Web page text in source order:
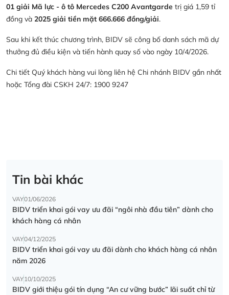
01 giải Mã lực - ô tô Mercedes C200 Avantgarde trị giá 1,59 tỉ
đồng và 2025 giải tiền mặt 666.666 đồng/giải.
Sau khi kết thúc chương trình, BIDV sẽ công bố danh sách mã dự
thưởng đủ điều kiện và tiến hành quay số vào ngày 10/4/2026.
Chi tiết Quý khách hàng vui lòng liên hệ Chi nhánh BIDV gần nhất
hoặc Tổng đài CSKH 24/7: 1900 9247
Tin bài khác
VAY01/06/2026
BIDV triển khai gói vay ưu đãi “ngôi nhà đầu tiên” dành cho
khách hàng cá nhân
VAY04/12/2025
BIDV triển khai gói vay ưu đãi dành cho khách hàng cá nhân
năm 2026
VAY10/10/2025
BIDV giới thiệu gói tín dụng “An cư vững bước” lãi suất chỉ từ